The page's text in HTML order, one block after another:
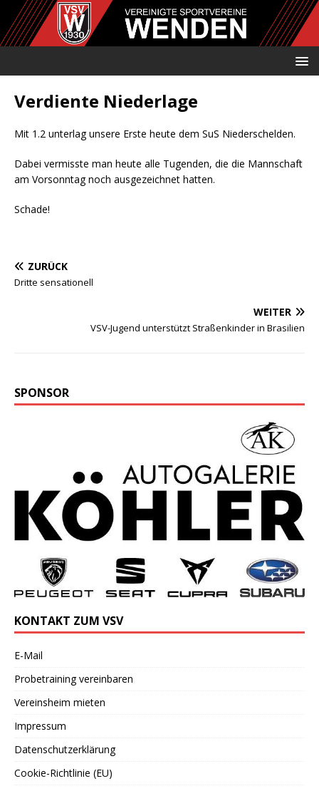
Verdiente Niederlage
Mit 1.2 unterlag unsere Erste heute dem SuS Niederschelden.
Dabei vermisste man heute alle Tugenden, die die Mannschaft
am Vorsonntag noch ausgezeichnet hatten.
Schade!
ZURÜCK
Dritte sensationell
WEITER
VSV-Jugend unterstützt Straßenkinder in Brasilien
SPONSOR
KONTAKT ZUM VSV
E-Mail
Probetraining vereinbaren
Vereinsheim mieten
Impressum
Datenschutzerklärung
Cookie-Richtlinie (EU)